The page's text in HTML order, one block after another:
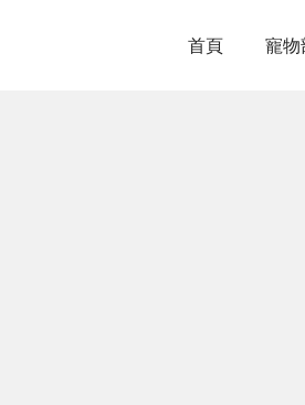
首頁 寵物